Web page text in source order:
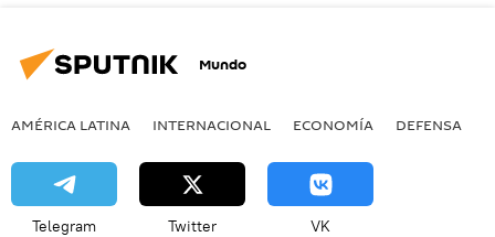
Mundo
AMÉRICA LATINA INTERNACIONAL ECONOMÍA DEFENSA
Telegram Twitter VK